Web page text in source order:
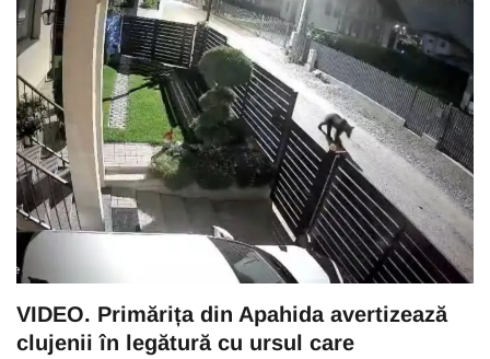
VIDEO. Primărița din Apahida avertizează
clujenii în legătură cu ursul care